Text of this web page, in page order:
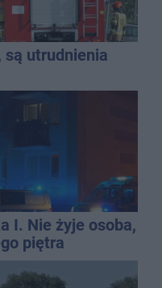
są utrudnienia
I. Nie żyje osoba,
piętra